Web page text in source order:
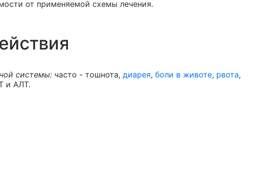
от применяемой схемы лечения.
системы: часто - тошнота, диарея, боли в животе, рвота,
и АЛТ.